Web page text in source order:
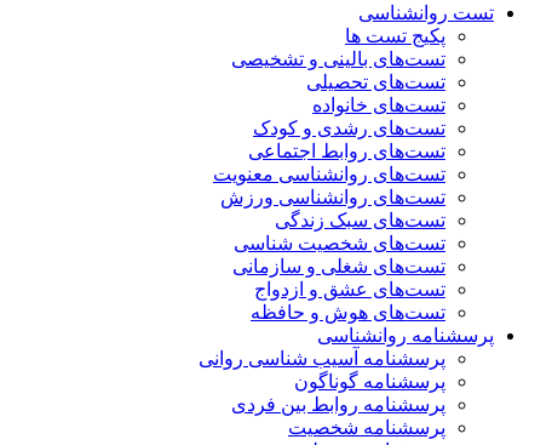
تست روانشناسی
پکیج تست ها
تست‌های بالینی و تشخیصی
تست‌های تحصیلی
تست‌های خانواده
تست‌های رشدی و کودک
تست‌های روابط اجتماعی
تست‌های روانشناسی معنویت
تست‌های روانشناسی ورزش
تست‌های سبک زندگی
تست‌های شخصیت شناسی
تست‌های شغلی و سازمانی
تست‌های عشق و ازدواج
تست‌های هوش و حافظه
پرسشنامه روانشناسی
پرسشنامه آسیب شناسی روانی
پرسشنامه گوناگون
پرسشنامه روابط بین فردی
پرسشنامه شخصیت